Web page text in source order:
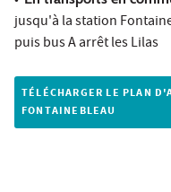
jusqu'à la station
puis bus A arrêt les Lilas
TÉLÉCHARGER LE PLAN
FONTAINEBLEAU